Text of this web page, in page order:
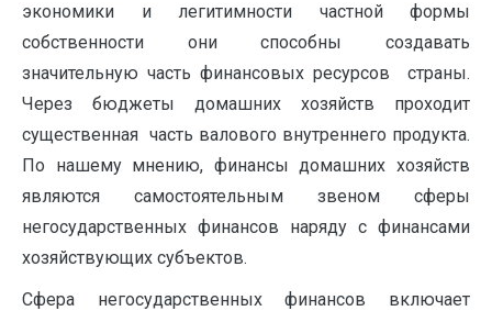
экономики и легитимности частной формы
собственности они способны создавать
значительную часть финансовых ресурсов страны.
Через бюджеты домашних хозяйств проходит
существенная часть валового внутреннего продукта.
По нашему мнению, финансы домашних хозяйств
являются самостоятельным звеном сферы
негосударственных финансов наряду с финансами
хозяйствующих субъектов.
Сфера негосударственных финансов включает